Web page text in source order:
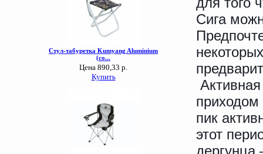
Сига
приходом
пик
этот
дергунца